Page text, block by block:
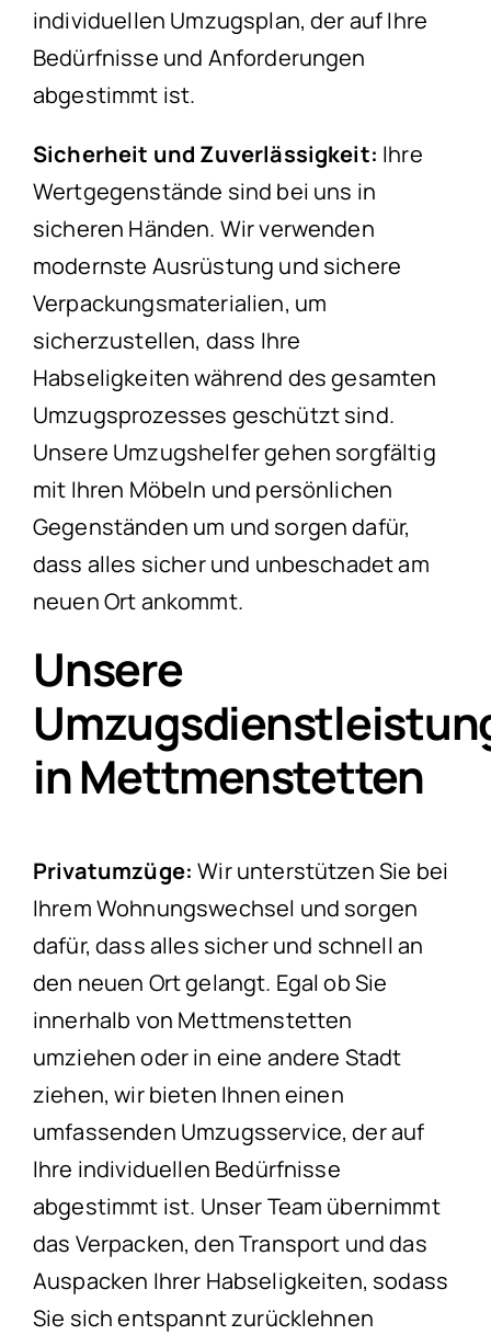
individuellen Umzugsplan, der auf Ihre
Bedürfnisse und Anforderungen
abgestimmt ist.
Sicherheit und Zuverlässigkeit: Ihre
Wertgegenstände sind bei uns in
sicheren Händen. Wir verwenden
modernste Ausrüstung und sichere
Verpackungsmaterialien, um
sicherzustellen, dass Ihre
Habseligkeiten während des gesamten
Umzugsprozesses geschützt sind.
Unsere Umzugshelfer gehen sorgfältig
mit Ihren Möbeln und persönlichen
Gegenständen um und sorgen dafür,
dass alles sicher und unbeschadet am
neuen Ort ankommt.
Unsere
in Mettmenstetten
Privatumzüge: Wir unterstützen Sie bei
Ihrem Wohnungswechsel und sorgen
dafür, dass alles sicher und schnell an
den neuen Ort gelangt. Egal ob Sie
innerhalb von Mettmenstetten
umziehen oder in eine andere Stadt
ziehen, wir bieten Ihnen einen
umfassenden Umzugsservice, der auf
Ihre individuellen Bedürfnisse
abgestimmt ist. Unser Team übernimmt
das Verpacken, den Transport und das
Auspacken Ihrer Habseligkeiten, sodass
Sie sich entspannt zurücklehnen